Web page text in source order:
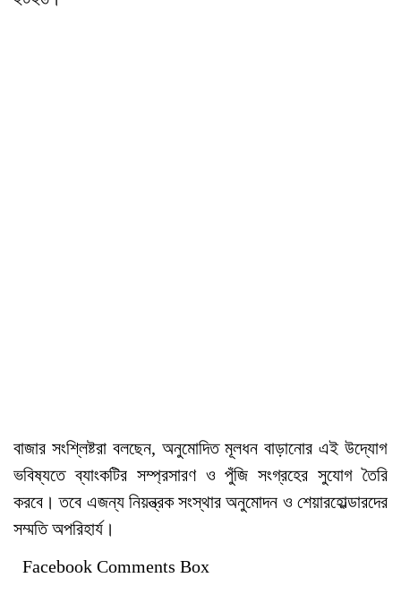
বাজার সংশ্লিষ্টরা বলছেন, অনুমোদিত মূলধন বাড়ানোর এই উদ্যোগ
ভবিষ্যতে ব্যাংকটির সম্প্রসারণ ও পুঁজি সংগ্রহের সুযোগ তৈরি
করবে। তবে এজন্য নিয়ন্ত্রক সংস্থার অনুমোদন ও শেয়ারহোল্ডারদের
সম্মতি অপরিহার্য।
Facebook Comments Box